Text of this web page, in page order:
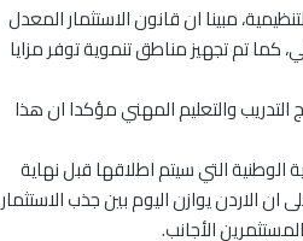
مبينا ان قانون الاستثمار المعدل
كما تم تجهيز مناطق تنموية توفر مزايا
التدريب والتعليم المهني مؤكدا ان هذا
الوطنية التي سيتم اطلاقها قبل نهاية
الاردن يوازن اليوم بين جذب الاستثمار
الأجانب.